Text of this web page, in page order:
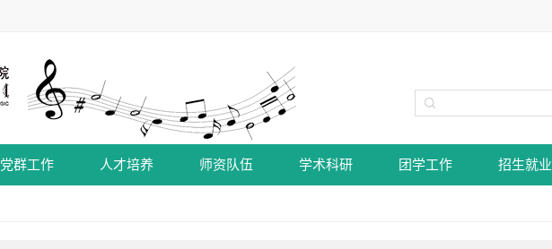
党群工作 人才培养 师资队伍 学术科研 团学工作 招生就业